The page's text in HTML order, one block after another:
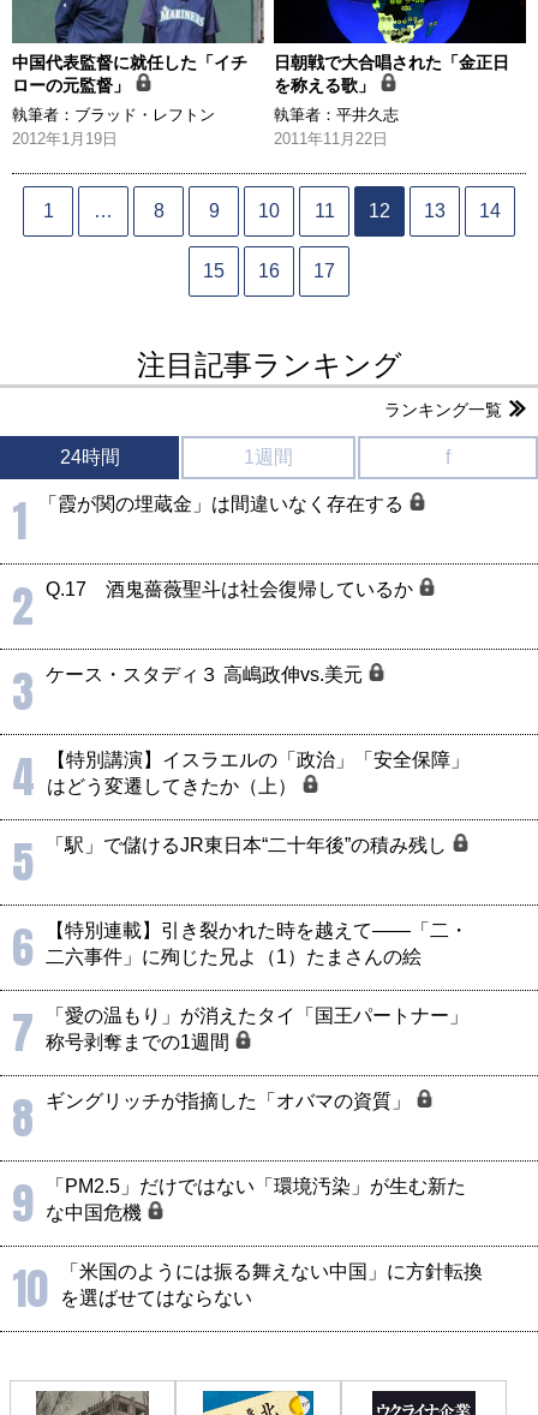
中国代表監督に就任した「イチ
ローの元監督」
執筆者： ブラッド・レフトン
2012年1月19日
日朝戦で大合唱された「金正日
を称える歌」
執筆者：平井久志
2011年11月22日
1 … 8 9 10 11 12 13 14
15 16 17
注目記事ランキング
ランキング一覧
24時間 1週間 f
1 「霞が関の埋蔵金」は間違いなく存在する
2 Q.17 酒鬼薔薇聖斗は社会復帰しているか
3 ケース・スタディ３ 高嶋政伸vs.美元
4
【特別講演】イスラエルの「政治」「安全保障」
はどう変遷してきたか（上）
5 「駅」で儲けるJR東日本“二十年後”の積み残し
6
【特別連載】引き裂かれた時を越えて――「二・
二六事件」に殉じた兄よ（1）たまさんの絵
7
「愛の温もり」が消えたタイ「国王パートナー」
称号剥奪までの1週間
8 ギングリッチが指摘した「オバマの資質」
9
「PM2.5」だけではない「環境汚染」が生む新た
な中国危機
10
「米国のようには振る舞えない中国」に方針転換
を選ばせてはならない